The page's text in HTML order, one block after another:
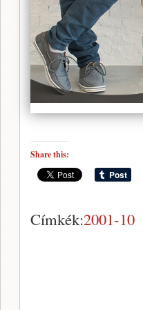
Share this:
Címkék:2001-10